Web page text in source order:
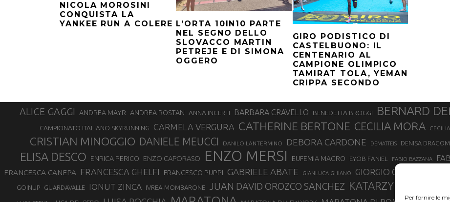
Per fornire le
NICOLA MOROSINI
CONQUISTA LA
YANKEE RUN A COLERE L’ORTA 10IN10 PARTE
NEL SEGNO DELLO
SLOVACCO MARTIN
PETREJE E DI SIMONA
OGGERO
GIRO PODISTICO DI
CASTELBUONO: IL
CENTENARIO AL
CAMPIONE OLIMPICO
TAMIRAT TOLA, YEMAN
CRIPPA SECONDO
ALICE GAGGI ANDREA MAYR ANDREA ROSTAN ANNA INCERTI BARBARA CRAVELLO BENEDETTA BROGGI BERNARD
CAMPIONATO ITALIANO SKYRUNNING CARMELA VERGURA CATHERINE BERTONE CECILIA MORA
CRISTIAN MINOGGIO DANIELE MEUCCI DANILO LANTERMINO DEBORA CARDONE DEMATTEIS DENISA
ELISA DESCO ENRICA PERICO ENZO CAPORASO ENZO MERSI EUFEMIA MAGRO EYOB FANIEL FABIO BAZZANA
FRANCESCA CANEPA FRANCESCA GHELFI FRANCESCO PUPPI GABRIELE ABATE GIANLUCA GHIANO GIORGIO CALCATERRA
GOINUP GUARDAVALLE IONUT ZINCA IVREA-MOMBARONE JUAN DAVID OROZCO SANCHEZ KATARZYNA